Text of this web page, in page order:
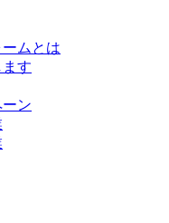
ムとは
す
ン